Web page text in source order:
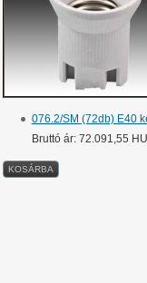
076.2/SM (72db) E40
Bruttó ár: 72.091,55